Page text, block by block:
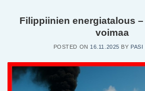
Filippiinien energiatalous
voimaa
POSTED ON 16.11.2025 BY PASI